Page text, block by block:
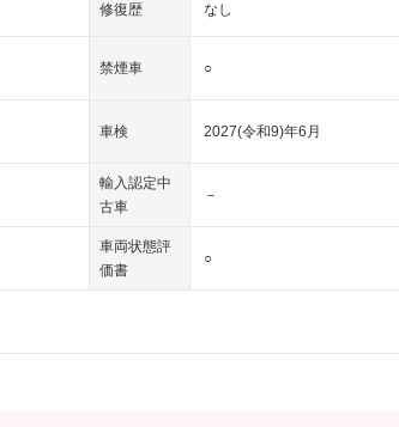
修復歴 なし
禁煙車 ○
車検 2027(令和9)年6月
輸入認定中
古車
－
車両状態評
価書
○